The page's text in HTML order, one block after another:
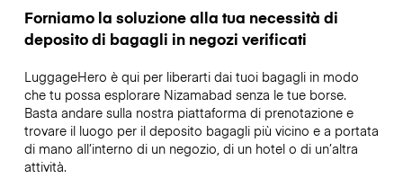
Forniamo la soluzione alla tua necessità di
deposito di bagagli in negozi verificati
LuggageHero è qui per liberarti dai tuoi bagagli in modo
che tu possa esplorare Nizamabad senza le tue borse.
Basta andare sulla nostra piattaforma di prenotazione e
trovare il luogo per il deposito bagagli più vicino e a portata
di mano all’interno di un negozio, di un hotel o di un’altra
attività.